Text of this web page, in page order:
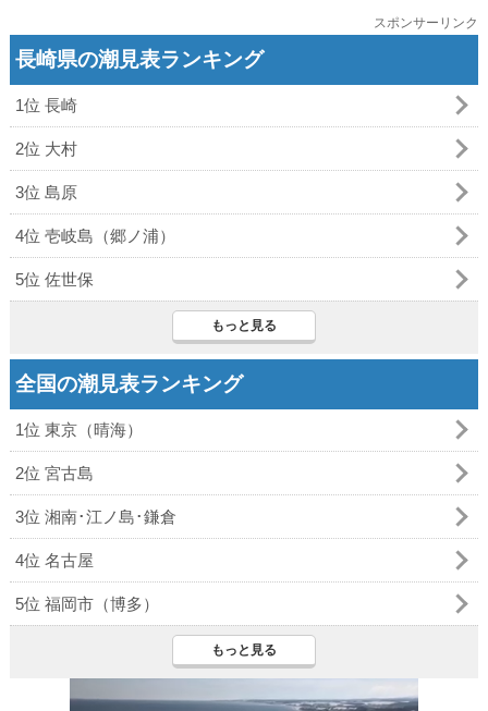
スポンサーリンク
長崎県の潮見表ランキング
1位 長崎
2位 大村
3位 島原
4位 壱岐島（郷ノ浦）
5位 佐世保
もっと見る
全国の潮見表ランキング
1位 東京（晴海）
2位 宮古島
3位 湘南･江ノ島･鎌倉
4位 名古屋
5位 福岡市（博多）
もっと見る